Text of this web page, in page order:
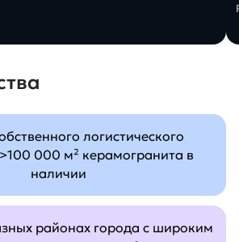
логистического
000 м² керамогранита в
наличии
районах города с широким